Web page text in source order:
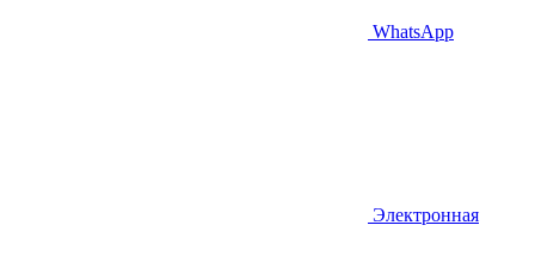
WhatsApp
Электронная